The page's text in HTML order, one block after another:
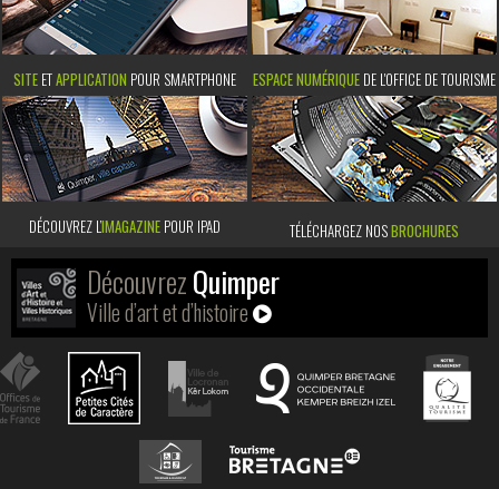
SITE ETAPPLICATION POUR SMARTPHONE ESPACE NUMÉRIQUE DE L'OFFICE DE TOURISME
DÉCOUVREZ L’IMAGAZINE POUR IPAD TÉLÉCHARGEZ NOSBROCHURES
DécouvrezQuimper
Ville d’art et d’histoire